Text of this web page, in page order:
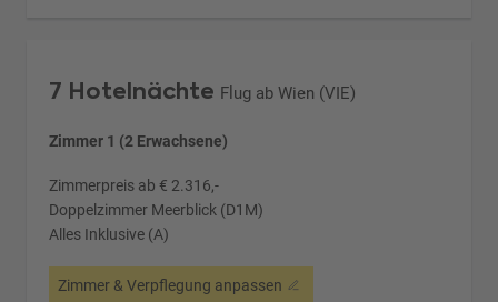
7 Hotelnächte Flug ab Wien (VIE)
Zimmer 1 (2 Erwachsene)
Zimmerpreis ab € 2.316,-
Doppelzimmer Meerblick (D1M)
Alles Inklusive (A)
Zimmer & Verpflegung anpassen